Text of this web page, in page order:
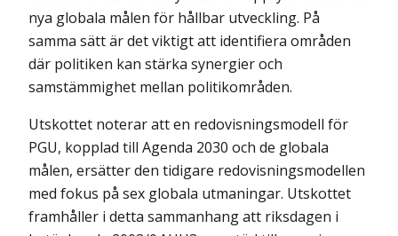
nya globala målen för hållbar utveckling. På
samma sätt är det viktigt att identifiera områden
där politiken kan stärka synergier och
samstämmighet mellan politikområden.
Utskottet noterar att en redovisningsmodell för
PGU, kopplad till Agenda 2030 och de globala
målen, ersätter den tidigare redovisningsmodellen
med fokus på sex globala utmaningar. Utskottet
framhåller i detta sammanhang att riksdagen i